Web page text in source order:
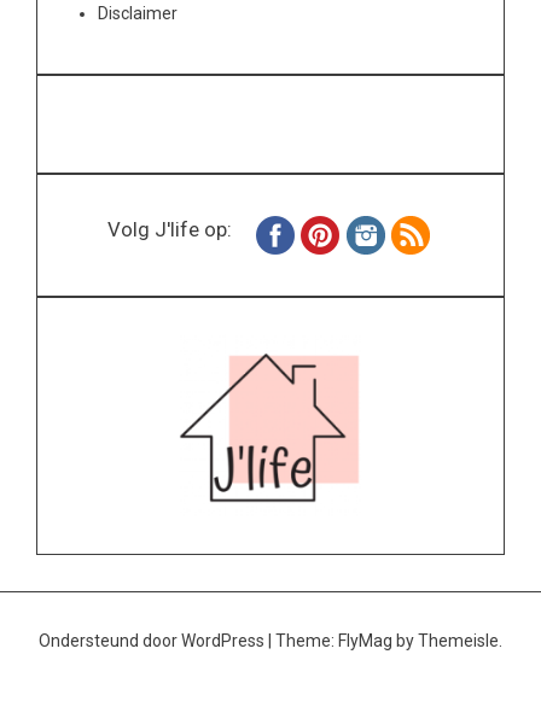
Disclaimer
Volg J'life op:
Ondersteund door WordPress Theme: FlyMag by Themeisle.